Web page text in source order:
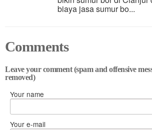
biaya jasa sumur bo...
Comments
Leave your comment (spam and offensive
removed)
Your name
Your e-mail